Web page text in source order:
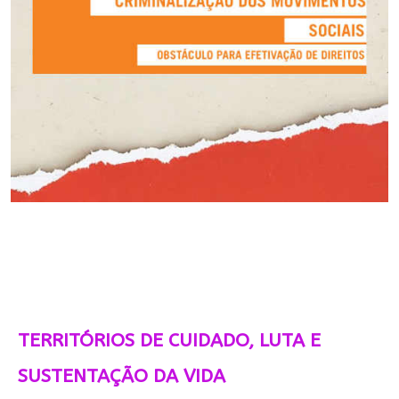
TERRITÓRIOS DE CUIDADO, LUTA E
SUSTENTAÇÃO DA VIDA